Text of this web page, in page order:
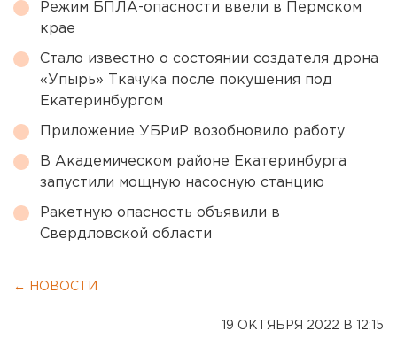
Режим БПЛА-опасности ввели в Пермском
крае
Стало известно о состоянии создателя дрона
«Упырь» Ткачука после покушения под
Екатеринбургом
Приложение УБРиР возобновило работу
В Академическом районе Екатеринбурга
запустили мощную насосную станцию
Ракетную опасность объявили в
Свердловской области
← НОВОСТИ
19 ОКТЯБРЯ 2022 В 12:15